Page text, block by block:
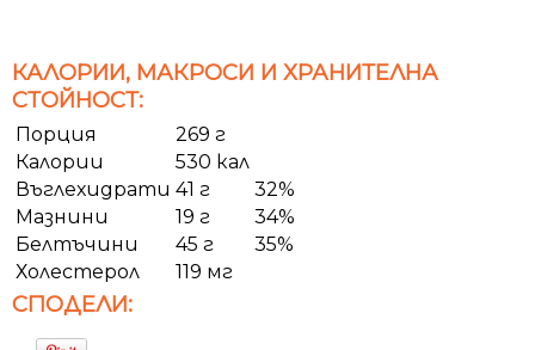
КАЛОРИИ, МАКРОСИ И ХРАНИТЕЛНА
СТОЙНОСТ:
Порция
269 г
Калории
530 кал
Въглехидрати 41 г
32%
Мазнини
19 г
34%
Белтъчини
45 г
35%
Холестерол
119 мг
СПОДЕЛИ: